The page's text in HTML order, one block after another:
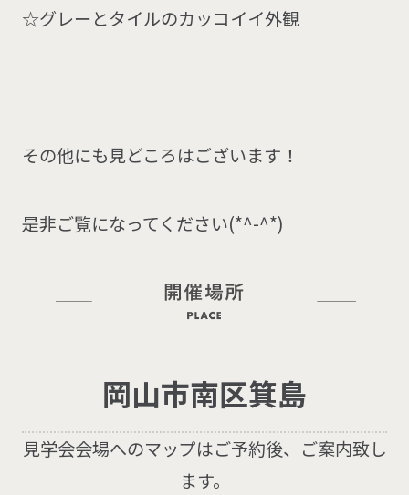
☆グレーとタイルのカッコイイ外観
その他にも見どころはございます！
是非ご覧になってください(*^-^*)
岡山市南区箕島
見学会会場へのマップはご予約後、ご案内致し
ます。